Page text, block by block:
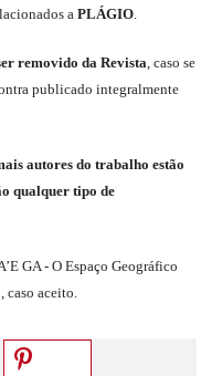
a PLÁGIO.
removido da Revista caso se
publicado integralmente
autores do trabalho estão
qualquer tipo de
GA -O Espaço Geográfico
aceito.